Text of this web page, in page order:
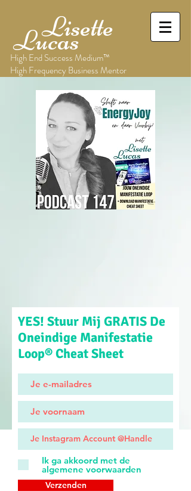
Lisette
Lucas
High End Success Medium™
High Frequency Business Mentor
YES! Stuur Mij GRATIS De
Oneindige Manifestatie
Loop® Cheat Sheet
Ik ga akkoord met de
algemene voorwaarden
Verzenden